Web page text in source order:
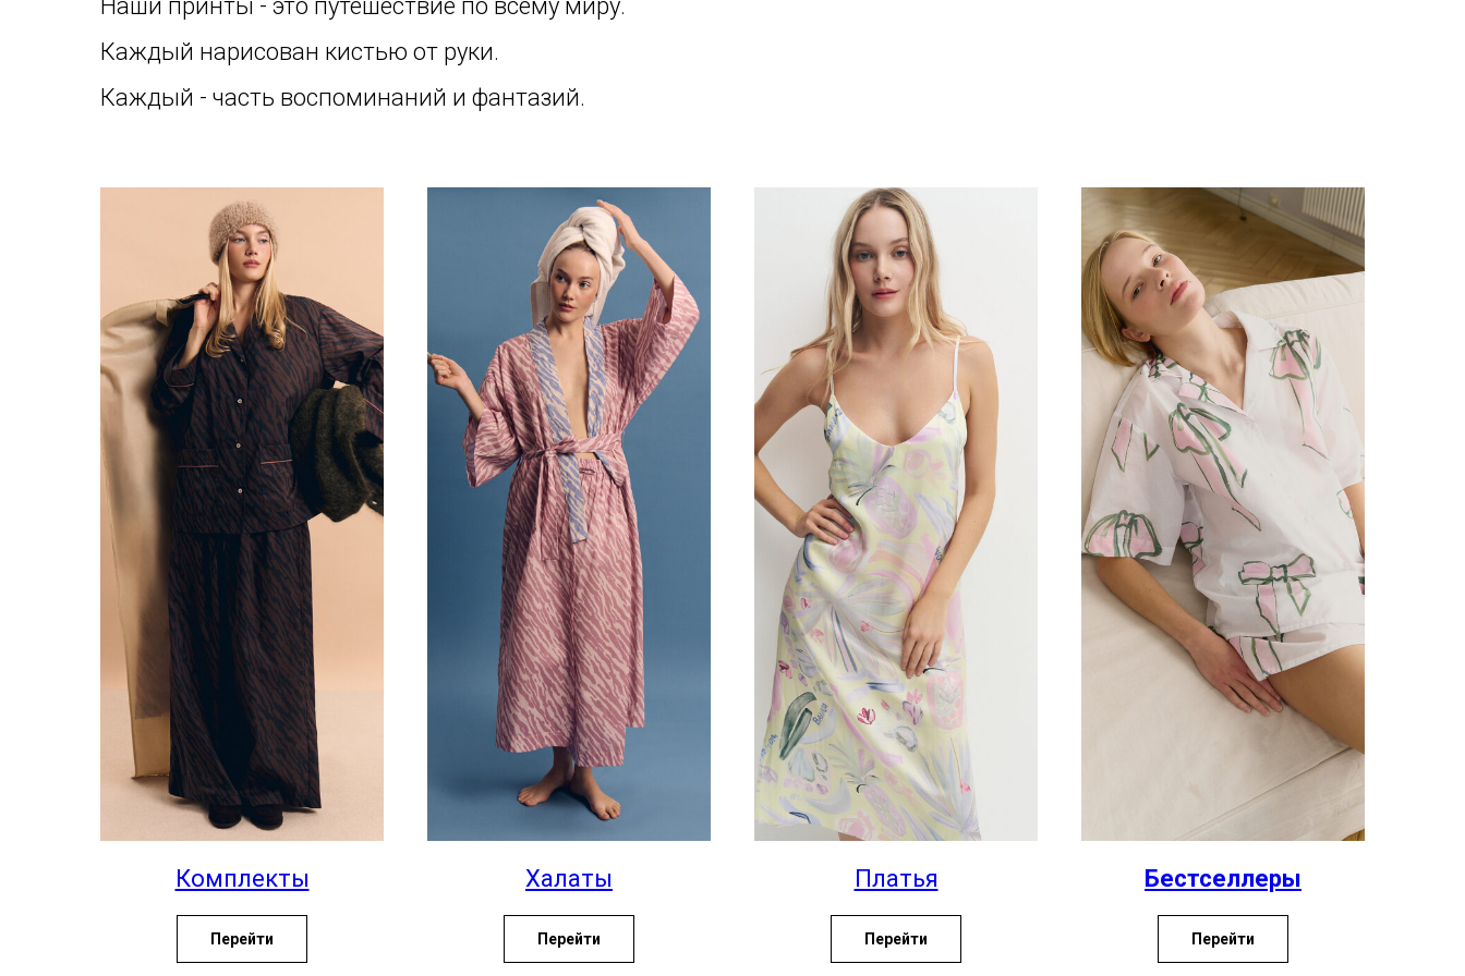
Наши принты - это путешествие по всему миру.
Каждый нарисован кистью от руки.
Каждый - часть воспоминаний и фантазий.
Комплекты
Перейти
Халаты
Перейти
Платья
Перейти
Бестселлеры
Перейти